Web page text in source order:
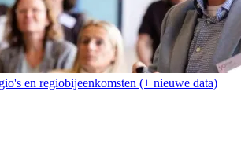
en regiobijeenkomsten (+ nieuwe data)